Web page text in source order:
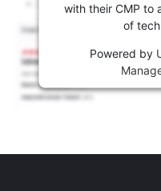
with their CMP to
of
Powered by